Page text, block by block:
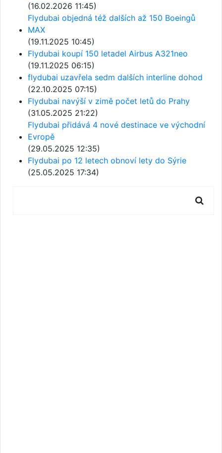
(16.02.2026 11:45)
Flydubai objedná též dalších až 150 Boeingů
MAX
(19.11.2025 10:45)
Flydubai koupí 150 letadel Airbus A321neo
(19.11.2025 06:15)
flydubai uzavřela sedm dalších interline dohod
(22.10.2025 07:15)
Flydubai navýší v zimě počet letů do Prahy
(31.05.2025 21:22)
Flydubai přidává 4 nové destinace ve východní
Evropě
(29.05.2025 12:35)
Flydubai po 12 letech obnoví lety do Sýrie
(25.05.2025 17:34)